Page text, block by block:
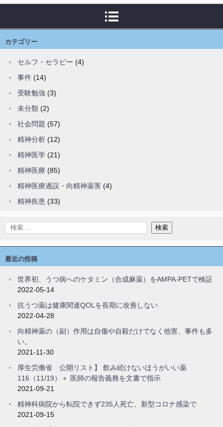
カテゴリー
セルフ・セラピー (4)
事件 (14)
受験勉強 (3)
未分類 (2)
社会問題 (57)
精神分析 (12)
精神医学 (21)
精神医療 (85)
精神医療過誤・向精神薬害 (4)
精神疾患 (33)
最近の投稿
世界初、うつ病へのケタミン（合成麻薬）をAMPA-PETで検証
2022-05-14
抗うつ薬は健康関連QOLを長期に改善しない
2022-04-28
向精神薬の（副）作用は自傷や自殺だけでなく他害、事件も多
い。
2021-11-30
厚生労働省 公開リスト】 飲み続けないほうがいい薬
116（11/19）＋ 医師の報告義務を文書で指示
2021-09-21
精神科病院から転院できず235人死亡、新型コロナ感染で
2021-09-15